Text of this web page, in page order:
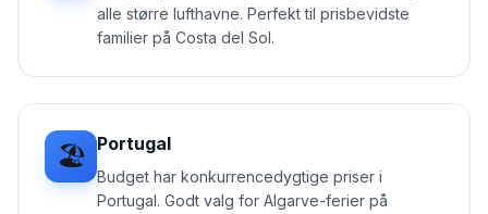
alle større lufthavne. Perfekt til prisbevidste
familier på Costa del Sol.
🏖️ Portugal
Budget har konkurrencedygtige priser i
Portugal. Godt valg for Algarve-ferier på